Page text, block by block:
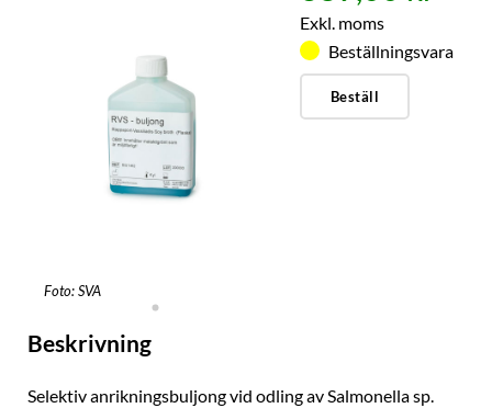
Foto: SVA
Exkl. moms
Beställningsvara
Beställ
Beskrivning
Selektiv anrikningsbuljong vid odling av Salmonella sp.